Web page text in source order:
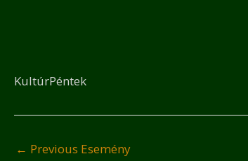
KultúrPéntek
← Previous Esemény